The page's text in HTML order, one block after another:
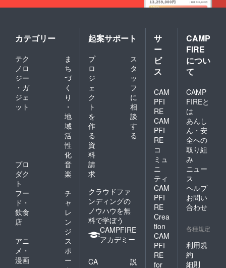
カテゴリー
テク
ノロ
ジー
・ガ
ジェ
ット
ま
ち
づ
く
り
・
地
域
活
性
化
プロ
ダク
ト
音
楽
フー
ド・
飲食
店
チ
ャ
レ
ン
ジ
アニ
メ・
漫画
ス
ポ
ー
起案サポート
プ
ロ
ジ
ェ
ク
ト
を
作
る
ス
タ
ッ
フ
に
相
談
す
る
資
料
請
求
クラウドファ
ンディングの
ノウハウを無
料で学ぼう
CAMPFIRE
アカデミー
CA
説
サ
ー
ビ
ス
CAM
PFI
RE
CAM
PFI
RE
コ
ミュ
ニ
ティ
CAM
PFI
RE
Crea
tion
CAM
PFI
RE
for
CAMP
FIRE
につい
て
CAMP
FIREと
は
あんし
ん・安
全への
取り組
み
ニュー
ス
ヘルプ
お問い
合わせ
各種規定
利用規
約
細則